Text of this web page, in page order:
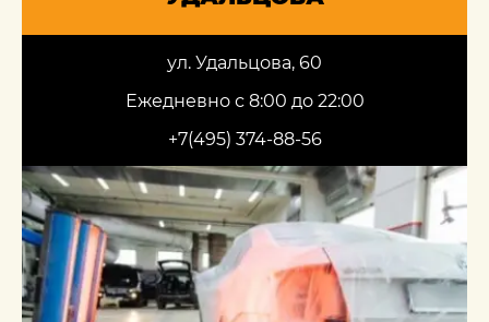
ул. Удальцова, 60
Ежедневно с 8:00 до 22:00
+7(495) 374-88-56